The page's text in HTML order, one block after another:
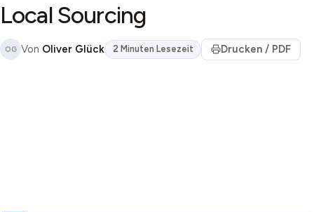
Local Sourcing
OG Von Oliver Glück 2 Minuten Lesezeit Drucken / PDF